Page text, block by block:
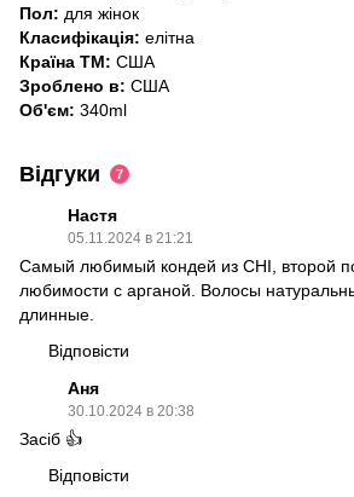
Пол: для жінок
Класифікація: елітна
Країна ТМ: США
Зроблено в: США
Об'єм: 340ml
Відгуки 7
Настя
05.11.2024 в 21:21
Самый любимый кондей из CHI, второй
любимости с арганой. Волосы
длинные.
Відповісти
Аня
30.10.2024 в 20:38
Засіб 👍
Відповісти